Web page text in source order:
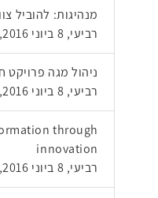
מנהיגות: להוביל
רביעי, 8 ביוני 2016, 09:30
ניהול מגה פרויקט
רביעי, 8 ביוני 2016, 15:30
through
innovation
רביעי, 8 ביוני 2016, 13:30